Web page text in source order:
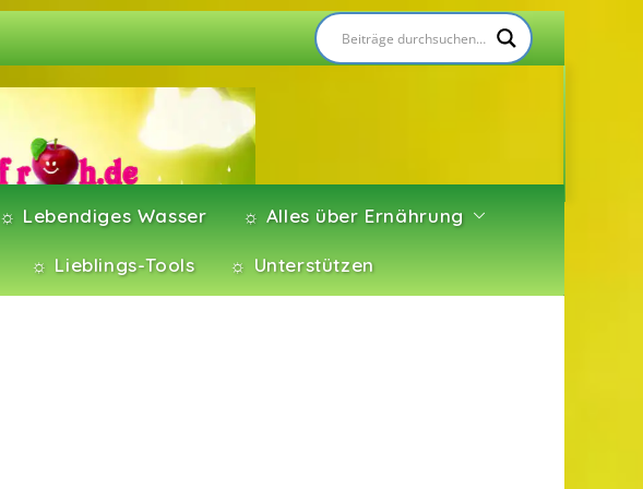
☼ Lebendiges Wasser ☼ Alles über Ernährung
☼ Lieblings-Tools ☼ Unterstützen